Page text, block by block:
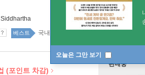
오늘은 그만 보기
Siddhartha
베스트 국내도서 6위
(포인트 차감)
판매중